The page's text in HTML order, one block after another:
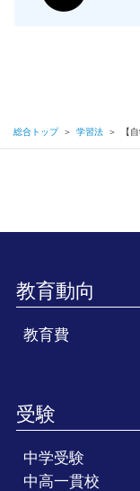
総合トップ ＞ 学習法 ＞ 【
教育動向
教育費
受験
中学受験
中高一貫校